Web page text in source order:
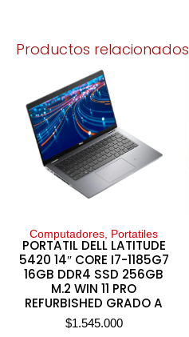
Productos relacionados
Computadores, Portatiles
PORTATIL DELL LATITUDE
5420 14″ CORE I7-1185G7
16GB DDR4 SSD 256GB
M.2 WIN 11 PRO
REFURBISHED GRADO A
$1.545.000